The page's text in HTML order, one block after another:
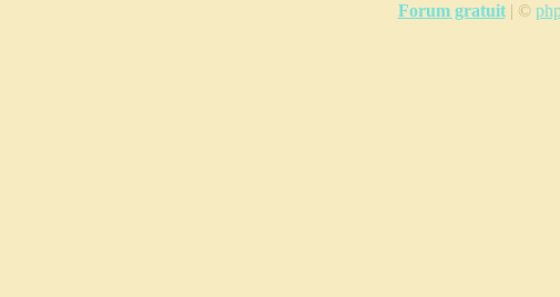
Forum gratuit| ©